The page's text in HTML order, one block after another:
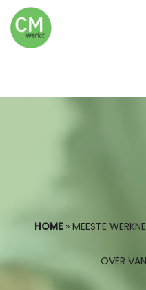
HOME » MEESTE
OVER